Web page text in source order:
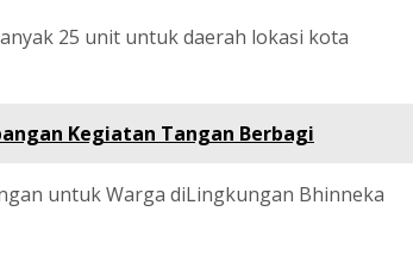
25 unit untuk daerah lokasi kota
Kegiatan Tangan Berbagi
untuk Warga diLingkungan Bhinneka